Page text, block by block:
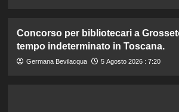
Concorso per bibliotecari a
tempo indeterminato in Toscana.
Germana Bevilacqua 5 Agosto 2026 : 7:20